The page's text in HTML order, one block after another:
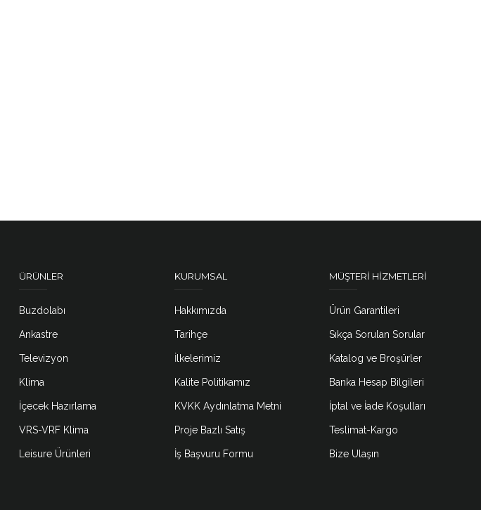
ÜRÜNLER
Buzdolabı
Ankastre
Televizyon
Klima
İçecek Hazırlama
VRS-VRF Klima
Leisure Ürünleri
KURUMSAL
Hakkımızda
Tarihçe
İlkelerimiz
Kalite Politikamız
KVKK Aydınlatma Metni
Proje Bazlı Satış
İş Başvuru Formu
MÜŞTERI HIZMETLERI
Ürün Garantileri
Sıkça Sorulan Sorular
Katalog ve Broşürler
Banka Hesap Bilgileri
İptal ve İade Koşulları
Teslimat-Kargo
Bize Ulaşın